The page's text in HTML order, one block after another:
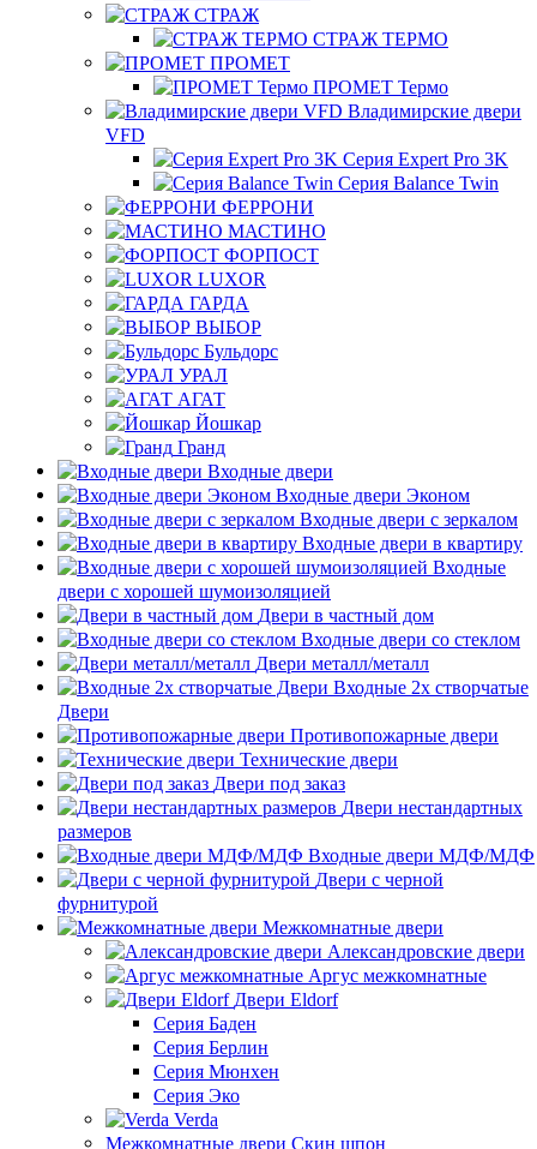
СТРАЖ
СТРАЖ ТЕРМО
ПРОМЕТ
ПРОМЕТ Термо
Владимирские двери
VFD
Серия Expert Pro 3K
Серия Balance Twin
ФЕРРОНИ
МАСТИНО
ФОРПОСТ
LUXOR
ГАРДА
ВЫБОР
Бульдорс
УРАЛ
АГАТ
Йошкар
Гранд
Входные двери
Входные двери Эконом
Входные двери с зеркалом
Входные двери в квартиру
Входные
двери с хорошей шумоизоляцией
Двери в частный дом
Входные двери со стеклом
Двери металл/металл
Входные 2х створчатые
Двери
Противопожарные двери
Технические двери
Двери под заказ
Двери нестандартных
размеров
Входные двери МДФ/МДФ
Двери с черной
фурнитурой
Межкомнатные двери
Александровские двери
Аргус межкомнатные
Двери Eldorf
Серия Баден
Серия Берлин
Серия Мюнхен
Серия Эко
Verda
Межкомнатные двери Скин шпон